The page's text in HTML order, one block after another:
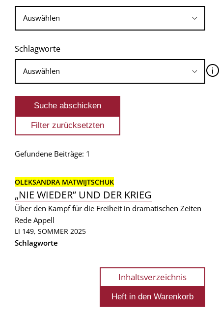
Schlagworte
🛈
Gefundene Beiträge: 1
OLEKSANDRA MATWIJTSCHUK
„NIE WIEDER” UND DER KRIEG
Über den Kampf für die Freiheit in dramatischen Zeiten
Rede Appell
LI 149, SOMMER 2025
Schlagworte
Inhaltsverzeichnis